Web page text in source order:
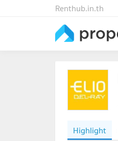
Renthub.in.th
Highlight